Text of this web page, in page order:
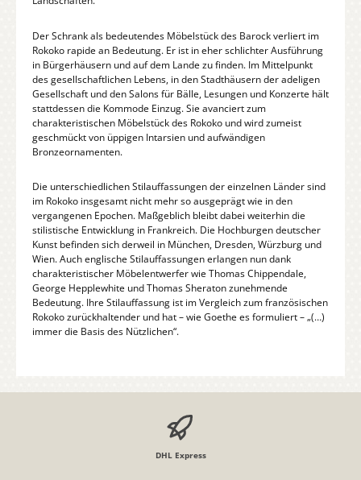
Der Schrank als bedeutendes Möbelstück des Barock verliert im
Rokoko rapide an Bedeutung. Er ist in eher schlichter Ausführung
in Bürgerhäusern und auf dem Lande zu finden. Im Mittelpunkt
des gesellschaftlichen Lebens, in den Stadthäusern der adeligen
Gesellschaft und den Salons für Bälle, Lesungen und Konzerte hält
stattdessen die Kommode Einzug. Sie avanciert zum
charakteristischen Möbelstück des Rokoko und wird zumeist
geschmückt von üppigen Intarsien und aufwändigen
Bronzeornamenten.
Die unterschiedlichen Stilauffassungen der einzelnen Länder sind
im Rokoko insgesamt nicht mehr so ausgeprägt wie in den
vergangenen Epochen. Maßgeblich bleibt dabei weiterhin die
stilistische Entwicklung in Frankreich. Die Hochburgen deutscher
Kunst befinden sich derweil in München, Dresden, Würzburg und
Wien. Auch englische Stilauffassungen erlangen nun dank
charakteristischer Möbelentwerfer wie Thomas Chippendale,
George Hepplewhite und Thomas Sheraton zunehmende
Bedeutung. Ihre Stilauffassung ist im Vergleich zum französischen
Rokoko zurückhaltender und hat – wie Goethe es formuliert – „(…)
immer die Basis des Nützlichen“.
DHL Express